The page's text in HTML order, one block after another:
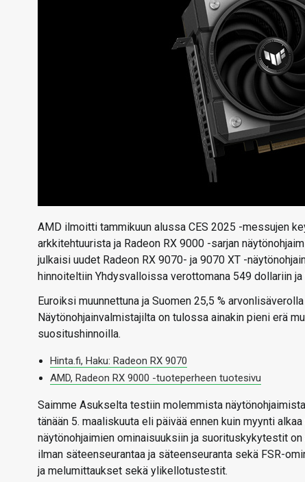
AMD ilmoitti tammikuun alussa CES 2025 -messujen
arkkitehtuurista ja Radeon RX 9000 -sarjan
julkaisi uudet Radeon RX 9070- ja 9070 XT -
hinnoiteltiin Yhdysvalloissa verottomana 549 dollariin
Euroiksi muunnettuna ja Suomen 25,5 %
Näytönohjainvalmistajilta on tulossa ainakin pieni erä
suositushinnoilla.
Hinta.fi, Haku: Radeon RX 9070
AMD, Radeon RX 9000 -tuoteperheen tuotesivu
Saimme Asukselta testiin molemmista
tänään 5. maaliskuuta eli päivää ennen kuin myynti
näytönohjaimien ominaisuuksiin ja suorituskykytestit
ilman säteenseurantaa ja säteenseuranta sekä FSR-
ja melumittaukset sekä ylikellotustestit.